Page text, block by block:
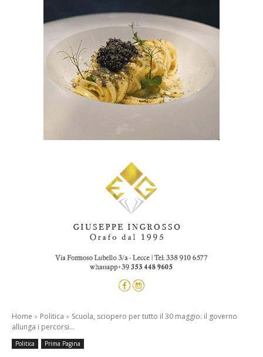
Home Politica
Scuola, sciopero per tutto il 30 maggio: il governo
allunga i percorsi...
Politica Prima Pagina